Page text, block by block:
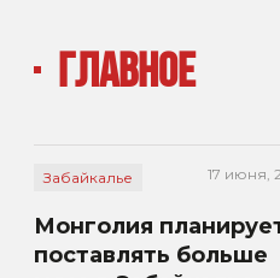
ГЛАВНОЕ
Забайкалье 17 июня,
Монголия
поставлять больше